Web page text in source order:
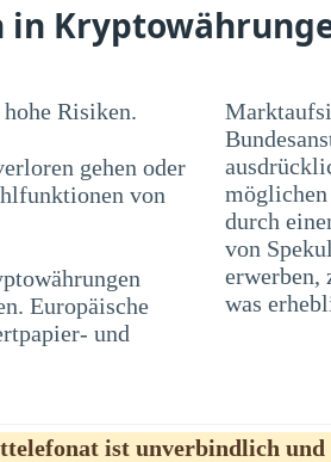
in
Risiken.
gehen oder
von
Europäische
und
durch
von
Blasen führen,
was
ist unverbindlich und